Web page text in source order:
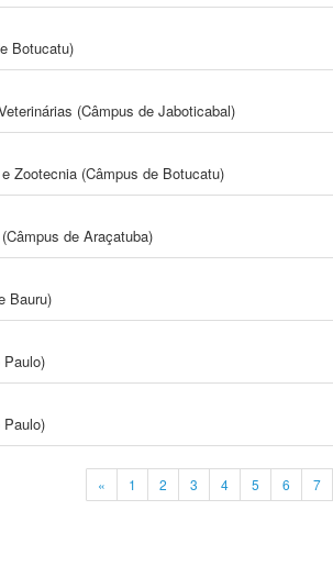
Botucatu)
(Câmpus de Jaboticabal)
Zootecnia (Câmpus de Botucatu)
de Araçatuba)
Bauru)
« 1 2 3 4 5 6 7